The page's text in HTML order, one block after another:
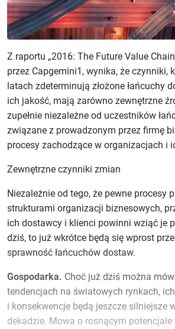
Z raportu „2016: The Future Value
przez Capgemini1, wynika, że czynniki,
latach zdeterminują złożone łańcuchy
ich jakość, mają zarówno zewnętrzne
zupełnie niezależne od uczestników
związane z prowadzonym przez firmę
procesy zachodzące w organizacjach i
Zewnętrzne czynniki zmian
Niezależnie od tego, że pewne procesy
strukturami organizacji biznesowych,
ich dostawcy i klienci powinni wziąć je
dziś, to już wkrótce będą się wprost
sprawność łańcuchów dostaw.
Gospodarka. Choć już dziś można
tendencjach na światowych rynkach,
i konsekwencje będą jeszcze silniejsze
dekadzie. Mowa o rosnącym potencjale